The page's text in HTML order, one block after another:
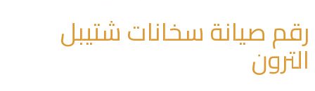
رقم صيانة سخانات شتيبل
الترون